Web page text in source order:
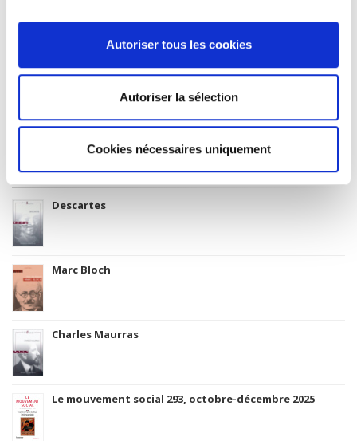
Autoriser tous les cookies
Autoriser la sélection
Cookies nécessaires uniquement
Code Identifiant de classement sujet
Classification thématique Thema: Politique et gouvernement
Langue originale
Titresliés
Descartes
Marc Bloch
Charles Maurras
Le mouvement social 293, octobre-décembre 2025